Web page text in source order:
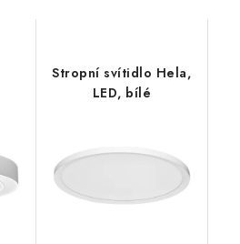
Stropní svítidlo Hela,
LED, bílé